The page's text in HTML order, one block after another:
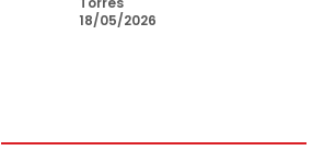
18/05/2026